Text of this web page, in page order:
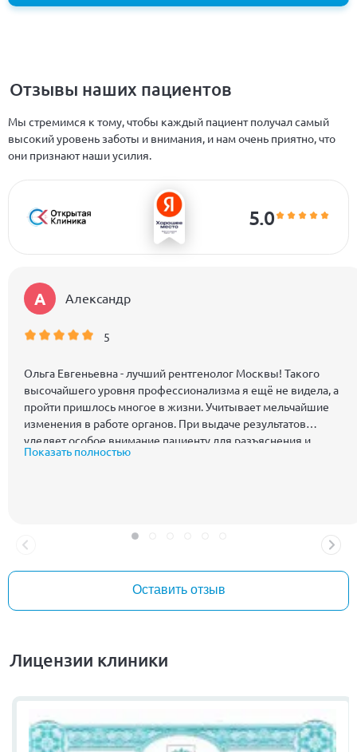
Отзывы наших пациентов
Мы стремимся к тому, чтобы каждый пациент получал самый
высокий уровень заботы и внимания, и нам очень приятно, что
они признают наши усилия.
5.0
А Александр
5
Ольга Евгеньевна - лучший рентгенолог Москвы! Такого
высочайшего уровня профессионализма я ещё не видела, а
пройти пришлось многое в жизни. Учитывает мельчайшие
изменения в работе органов. При выдаче результатов
уделяет особое внимание пациенту для разъяснения и
ответов на вопросы. В личной беседе очень доброжелательна
только ей. И всем рекомендую этого доктора от Бога! Ольге
Евгеньевне Куликовой крепкого здоровья и благополучия! С
праздником, днем медицинского работника!!!
Показать полностью
Оставить отзыв
Лицензии клиники